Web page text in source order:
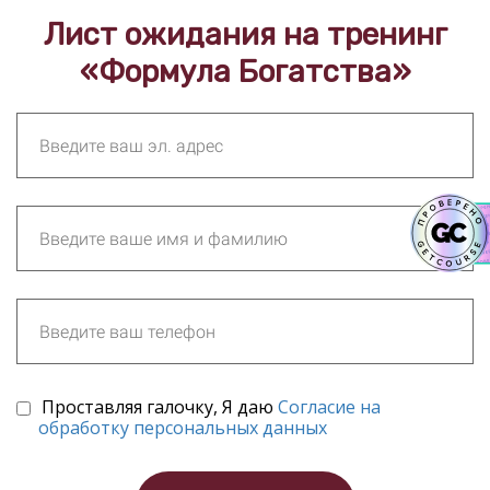
Лист ожидания на тренинг
«Формула Богатства»
Проставляя галочку, Я даю Согласие на
обработку персональных данных